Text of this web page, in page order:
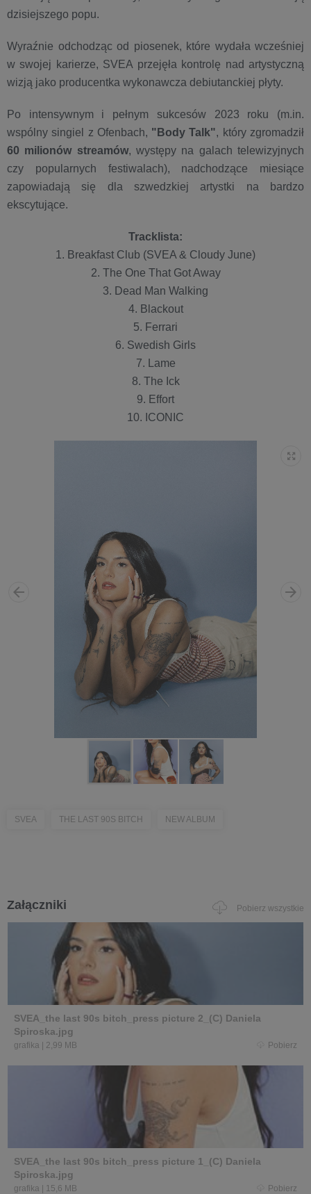
dzisiejszego popu.
Wyraźnie odchodząc od piosenek, które wydała wcześniej
w swojej karierze, SVEA przejęła kontrolę nad artystyczną
wizją jako producentka wykonawcza debiutanckiej płyty.
Po intensywnym i pełnym sukcesów 2023 roku (m.in.
wspólny singiel z Ofenbach, "Body Talk", który zgromadził
60 milionów streamów, występy na galach telewizyjnych
czy popularnych festiwalach), nadchodzące miesiące
zapowiadają się dla szwedzkiej artystki na bardzo
ekscytujące.
Tracklista:
1. Breakfast Club (SVEA & Cloudy June)
2. The One That Got Away
3. Dead Man Walking
4. Blackout
5. Ferrari
6. Swedish Girls
7. Lame
8. The Ick
9. Effort
10. ICONIC
SVEA THE LAST 90S BITCH NEW ALBUM
Załączniki Pobierz wszystkie
SVEA_the last 90s bitch_press picture 2_(C) Daniela
Spiroska.jpg
grafika 2,99 MB Pobierz
SVEA_the last 90s bitch_press picture 1_(C) Daniela
Spiroska.jpg
grafika 15,6 MB Pobierz